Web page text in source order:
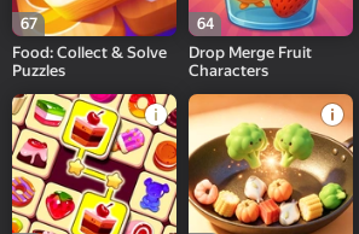
67
Food: Collect & Solve
Puzzles
64
Drop Merge Fruit
Characters